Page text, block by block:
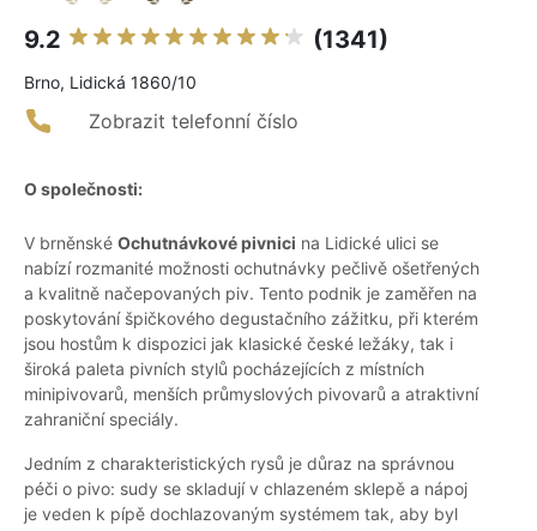
9.2 (1341)
Brno, Lidická 1860/10
Zobrazit telefonní číslo
O společnosti:
V brněnské Ochutnávkové pivnici na Lidické ulici se
nabízí rozmanité možnosti ochutnávky pečlivě ošetřených
a kvalitně načepovaných piv. Tento podnik je zaměřen na
poskytování špičkového degustačního zážitku, při kterém
jsou hostům k dispozici jak klasické české ležáky, tak i
široká paleta pivních stylů pocházejících z místních
minipivovarů, menších průmyslových pivovarů a atraktivní
zahraniční speciály.
Jedním z charakteristických rysů je důraz na správnou
péči o pivo: sudy se skladují v chlazeném sklepě a nápoj
je veden k pípě dochlazovaným systémem tak, aby byl